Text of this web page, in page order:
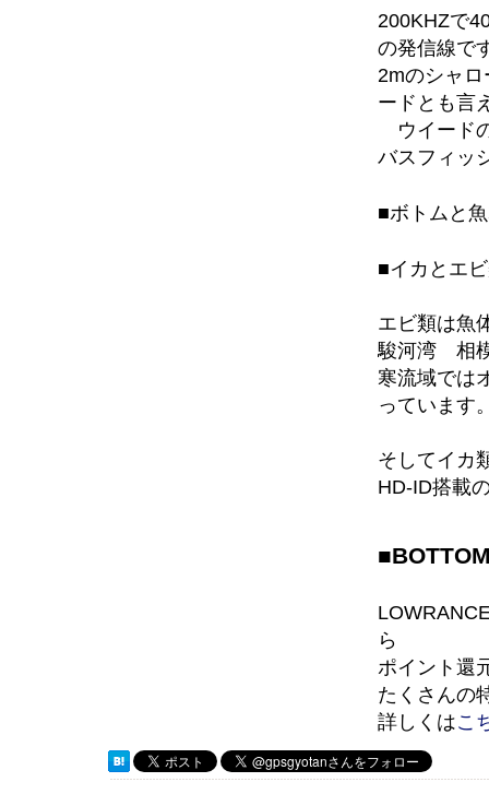
200KHZで
の発信線で
2mのシャ
ードとも言
ウイード
バスフィッ
■ボトムと
■イカとエ
エビ類は魚
駿河湾 相
寒流域では
っています
そしてイカ
HD-ID搭載
ら
ポイント還
たくさんの
詳しくはこ